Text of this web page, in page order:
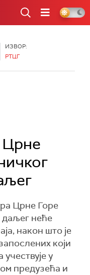
ИЗВОР:
РТЦГ
Црне
Црне Горе
неће
након што је
који
у
предузећа и